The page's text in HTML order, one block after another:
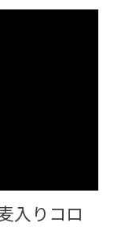
入りコロ